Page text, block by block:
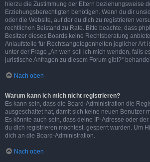
hierzu die Zustimmung der Eltern beziehungsweise
Erziehungsberechtigten benötigen. Wenn du dir
oder die Website, auf der du dich zu registrieren
rechtlichen Beistand zu Rate. Bitte beachte, dass
Besitzer dieses Boards keine Rechtsberatung
Anlaufstelle für Rechtsangelegenheiten jeglicher Art
unter der Frage „An wen soll ich mich wenden, falls
juristische Anfragen zu diesem Forum gibt?“
Nach oben
Warum kann ich mich nicht registrieren?
Es kann sein, dass die Board-Administration die
ausgeschaltet hat, damit sich keine neuen Benutzer
Es könnte auch sein, dass deine IP-Adresse oder
du dich registrieren möchtest, gesperrt wurden. Um
dich an die Board-Administration.
Nach oben